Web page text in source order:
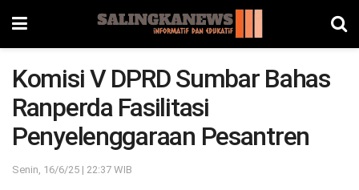
Komisi V DPRD Sumbar Bahas
Ranperda Fasilitasi
Penyelenggaraan Pesantren
Senin, 16/6/25 | 22:37 WIB